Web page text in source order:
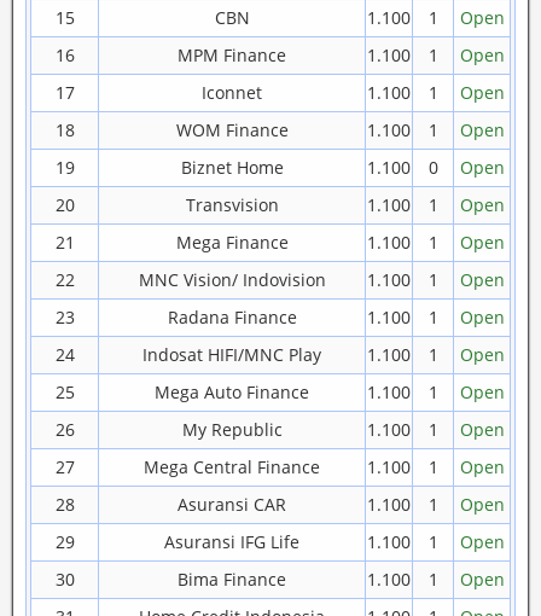
15
CBN 1.100 1
Open
16
MPM Finance 1.100 1
Open
17
Iconnet 1.100 1
Open
18
WOM Finance 1.100 1
Open
19
Biznet Home 1.100 0
Open
20
Transvision 1.100 1
Open
21
Mega Finance 1.100 1
Open
22
MNC Vision/ Indovision 1.100 1
Open
23
Radana Finance 1.100 1
Open
24
Indosat HIFI/MNC Play 1.100 1
Open
25
Mega Auto Finance 1.100 1
Open
26
My Republic 1.100 1
Open
27
Mega Central Finance 1.100 1
Open
28
Asuransi CAR 1.100 1
Open
29
Asuransi IFG Life 1.100 1
Open
30
Bima Finance 1.100 1
Open